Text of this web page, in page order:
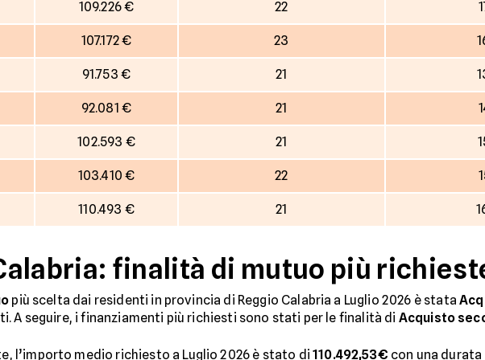
109.226 € 22
107.172 € 23
91.753 € 21
92.081 € 21
102.593 € 21
103.410 € 22
110.493 € 21
finalità di mutuo più
più scelta dai residenti in provincia di Reggio Calabria a Luglio 2026 è stata
A seguire, i finanziamenti più richiesti sono stati per le finalità di Acquisto
l’importo medio richiesto a Luglio 2026 è stato di110.492,53€ con una